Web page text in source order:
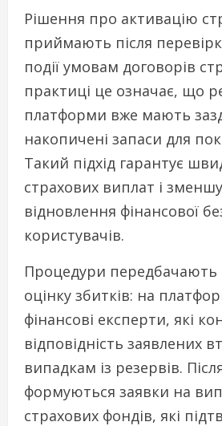
Рішення про активацію
приймають після
події умовам договорів
практиці це означає, що
платформи вже мають
накопичені запаси для
Такий підхід гарантує
страхових виплат і
відновлення фінансової
користувачів.
Процедури передбачають
оцінку збитків: на
фінансові експерти, які
відповідність заявлених
випадкам із резервів.
формуються заявки на
страхових фондів, які